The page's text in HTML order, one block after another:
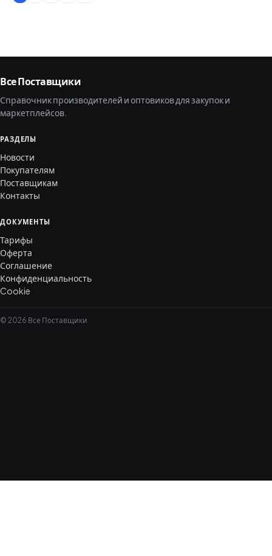
Все Поставщики
Справочник производителей и оптовиков для закупок и
маркетплейсов.
РАЗДЕЛЫ
Новости
Покупателям
Поставщикам
Контакты
ДОКУМЕНТЫ
Тарифы
Оферта
Соглашение
Конфиденциальность
Cookie
© 2026 Все Поставщики